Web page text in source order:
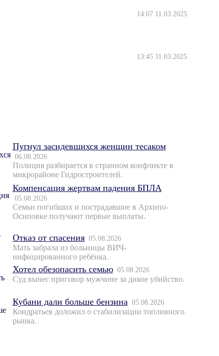
14:07 11.03.2025
13:45 11.03.2025
Пугнул засидевшихся женщин тесаком
06.08.2026
Полиция разбирается в странном конфликте в
микрорайоне Гидростроителей.
Компенсация жертвам падения БПЛА
05.08.2026
Семьи погибших и пострадавшие в Архипо-
Осиповке получают первые выплаты.
Отказ от спасения 05.08.2026
Мать забрала из больницы ВИЧ-
инфицированного ребёнка.
Хотел обезопасить семью 05.08.2026
Суд вынес приговор мужчине за дикое убийство.
Кубани дали больше бензина 05.08.2026
Кондратьев доложил о стабилизации топливного
рынка.